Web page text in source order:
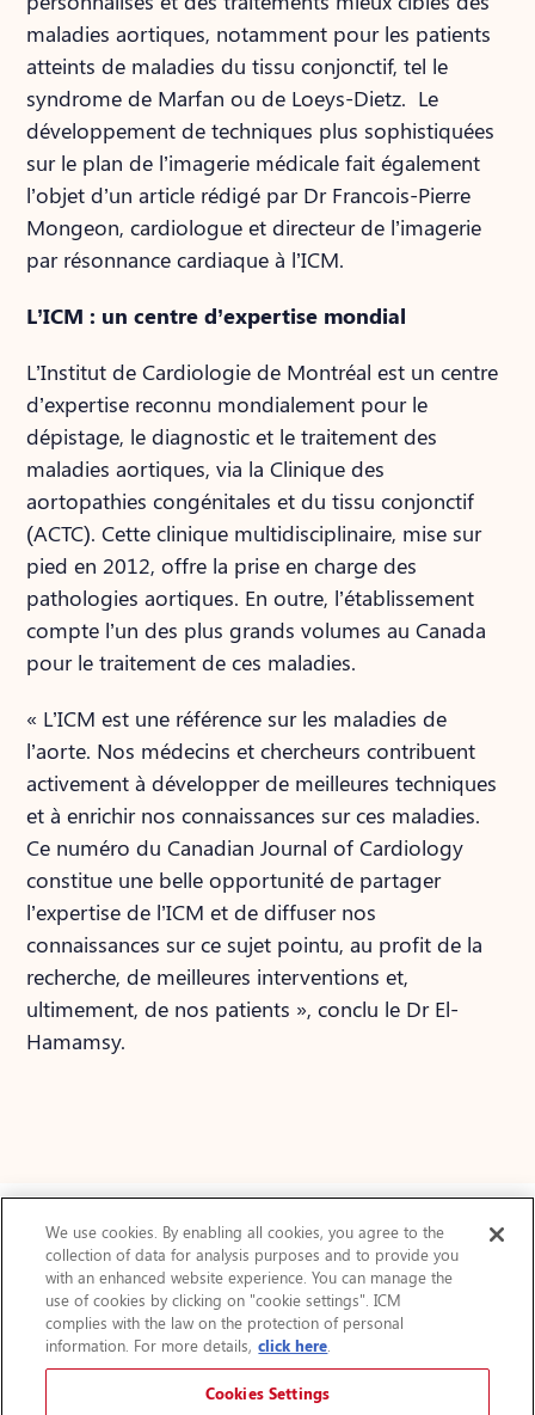
maladies aortiques, notamment pour les patients
atteints de maladies du tissu conjonctif, tel le
syndrome de Marfan ou de Loeys-Dietz. Le
développement de techniques plus sophistiquées
sur le plan de l’imagerie médicale fait également
l’objet d’un article rédigé par Dr Francois-Pierre
Mongeon, cardiologue et directeur de l’imagerie
par résonnance cardiaque à l’ICM.
L’ICM : un centre d’expertise mondial
L’Institut de Cardiologie de Montréal est un centre
d’expertise reconnu mondialement pour le
dépistage, le diagnostic et le traitement des
maladies aortiques, via la Clinique des
aortopathies congénitales et du tissu conjonctif
(ACTC). Cette clinique multidisciplinaire, mise sur
pied en 2012, offre la prise en charge des
pathologies aortiques. En outre, l’établissement
compte l’un des plus grands volumes au Canada
pour le traitement de ces maladies.
« L’ICM est une référence sur les maladies de
l’aorte. Nos médecins et chercheurs contribuent
activement à développer de meilleures techniques
et à enrichir nos connaissances sur ces maladies.
Ce numéro du Canadian Journal of Cardiology
constitue une belle opportunité de partager
l’expertise de l’ICM et de diffuser nos
connaissances sur ce sujet pointu, au profit de la
recherche, de meilleures interventions et,
ultimement, de nos patients », conclu le Dr El-
Hamamsy.
Actualités
FAQ
Protection des renseignements personnels
Accessibilité
Plan du site
We use cookies. By enabling all cookies, you agree to the
collection of data for analysis purposes and to provide you
with an enhanced website experience. You can manage the
use of cookies by clicking on "cookie settings". ICM
complies with the law on the protection of personal
information. For more details, click here
Cookies Settings